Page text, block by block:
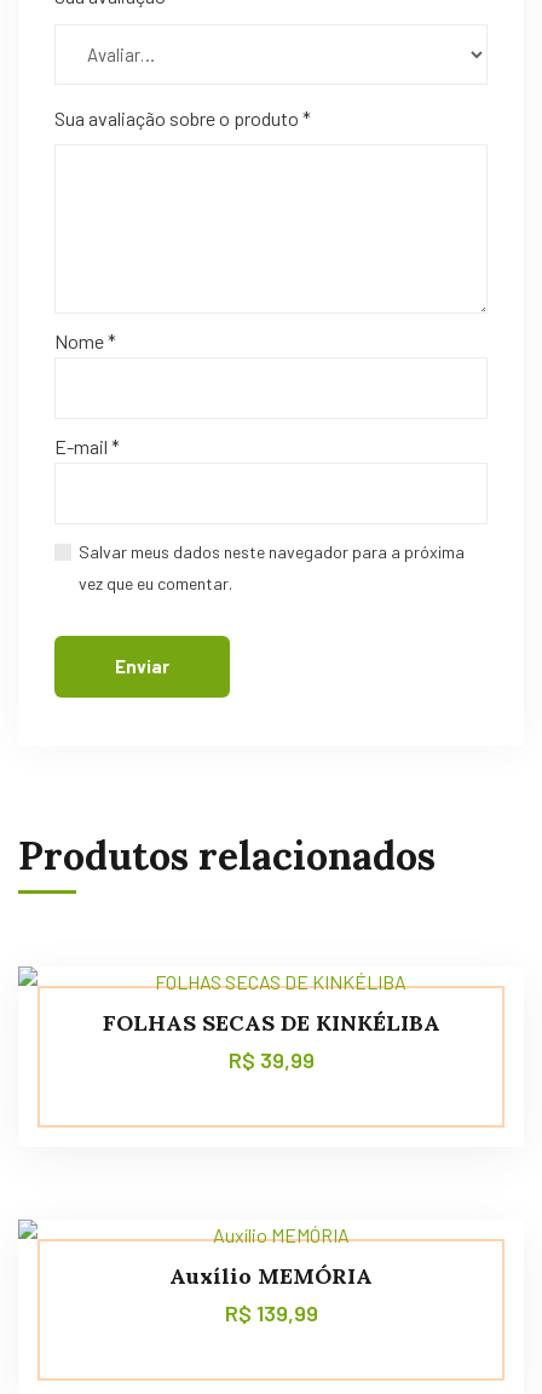
Sua avaliação sobre o produto *
Nome*
E-mail *
Salvar meus dados neste navegador para a próxima
vez que eu comentar.
Produtos relacionados
FOLHAS SECAS DE KINKÉLIBA
R$ 39,99
Auxílio MEMÓRIA
R$ 139,99